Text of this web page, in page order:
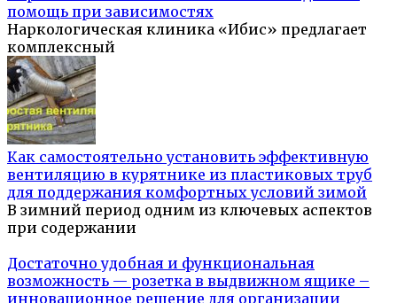
помощь при зависимостях
Наркологическая клиника «Ибис» предлагает
комплексный
Как самостоятельно установить эффективную
вентиляцию в курятнике из пластиковых труб
для поддержания комфортных условий зимой
В зимний период одним из ключевых аспектов
при содержании
Достаточно удобная и функциональная
возможность — розетка в выдвижном ящике –
инновационное решение для организации